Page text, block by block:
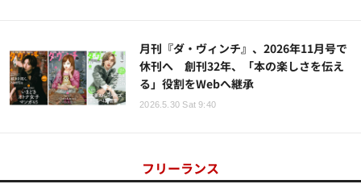
月刊『ダ・ヴィンチ』、2026年11月号で
休刊へ 創刊32年、「本の楽しさを伝え
る」役割をWebへ継承
2026.5.30 Sat 9:40
フリーランス